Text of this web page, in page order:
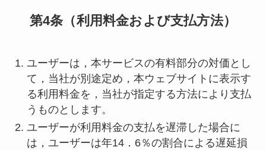
第4条（利用料金および支払方法）
ユーザーは，本サービスの有料部分の対価とし
て，当社が別途定め，本ウェブサイトに表示す
る利用料金を，当社が指定する方法により支払
うものとします。
ユーザーが利用料金の支払を遅滞した場合に
は，ユーザーは年14．6％の割合による遅延損